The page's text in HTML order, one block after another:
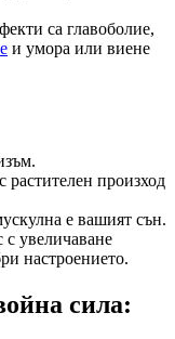
са главоболие,
и умора или виене
растителен произход
е вашият сън.
с увеличаване
настроението.
сила: